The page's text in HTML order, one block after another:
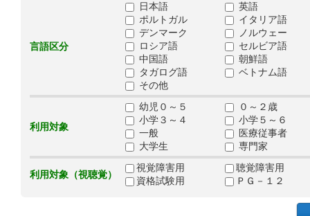
言語区分
日本語
英語
ポルトガル
イタリア語
デンマーク
ノルウェー
ロシア語
セルビア語
中国語
朝鮮語
タガログ語
ベトナム語
その他
利用対象
幼児０～５
０～２歳
小学３～４
小学５～６
一般
医療従事者
大学生
専門家
利用対象（視聴覚）
視覚障害用
聴覚障害用
資格試験用
ＰＧ－１２